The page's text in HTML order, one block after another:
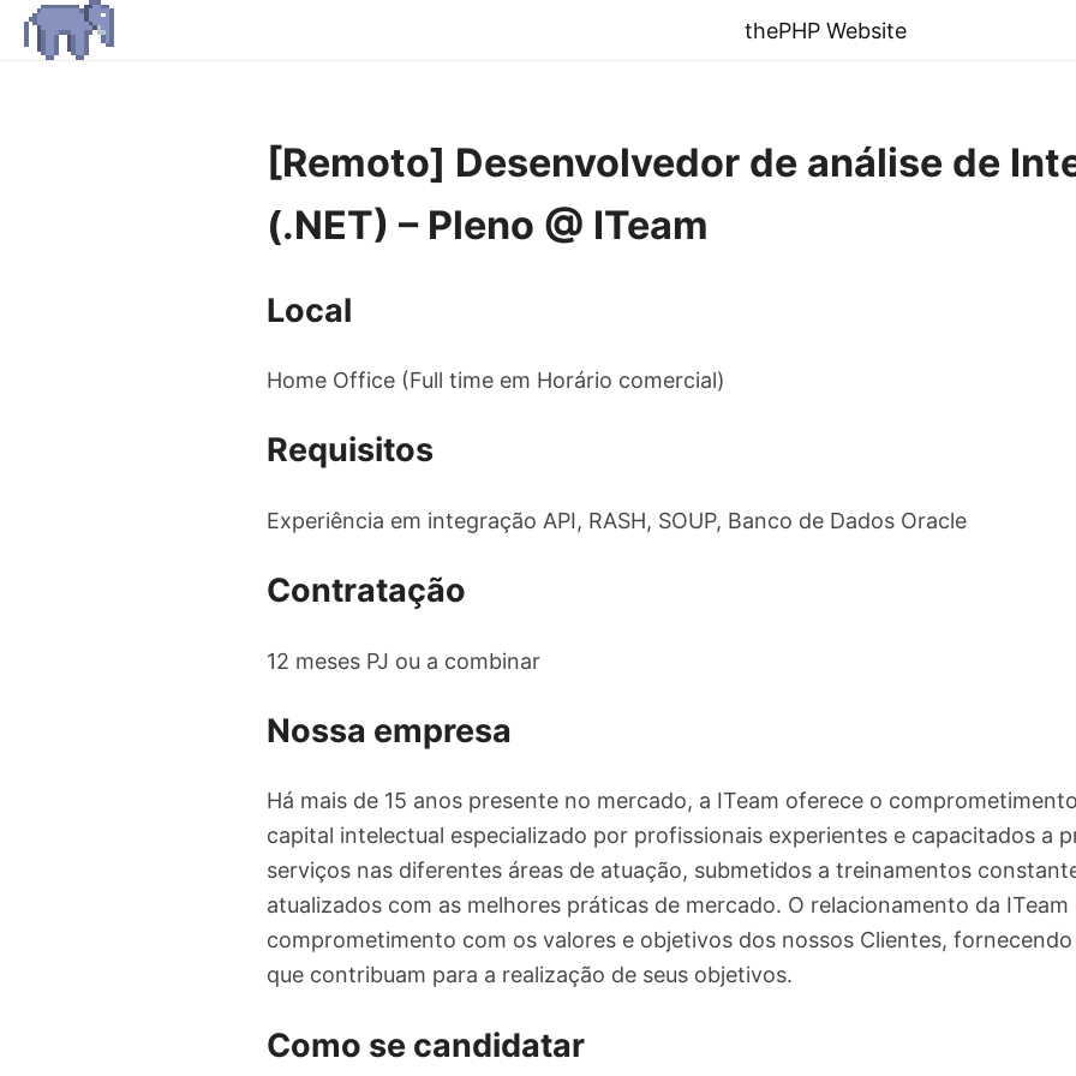
thePHP Website
[Remoto] Desenvolvedor de análise de
(.NET) – Pleno @ ITeam
Local
Home Office (Full time em Horário comercial)
Requisitos
Experiência em integração API, RASH, SOUP, Banco de Dados Oracle
Contratação
12 meses PJ ou a combinar
Nossa empresa
Há mais de 15 anos presente no mercado, a ITeam oferece o
capital intelectual especializado por profissionais experientes e capacitados a
serviços nas diferentes áreas de atuação, submetidos a treinamentos
atualizados com as melhores práticas de mercado. O relacionamento da
comprometimento com os valores e objetivos dos nossos Clientes,
que contribuam para a realização de seus objetivos.
Como se candidatar